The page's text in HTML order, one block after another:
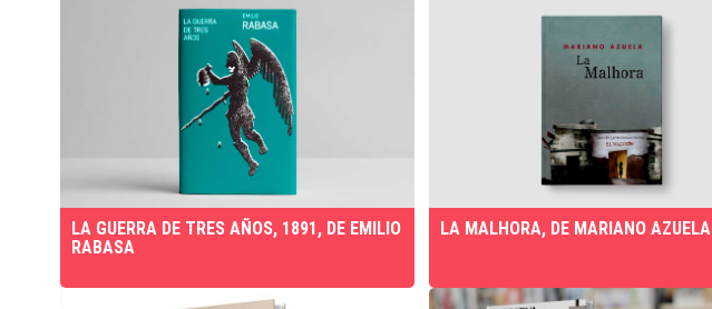
LA GUERRA DE TRES AÑOS, 1891, DE EMILIO
RABASA
LA MALHORA, DE MARIANO AZUELA